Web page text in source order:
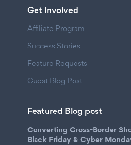
Get Involved
Affiliate Program
Success Stories
Feature Requests
Guest Blog Post
Featured Blog post
Converting Cross-Border
Black Friday & Cyber